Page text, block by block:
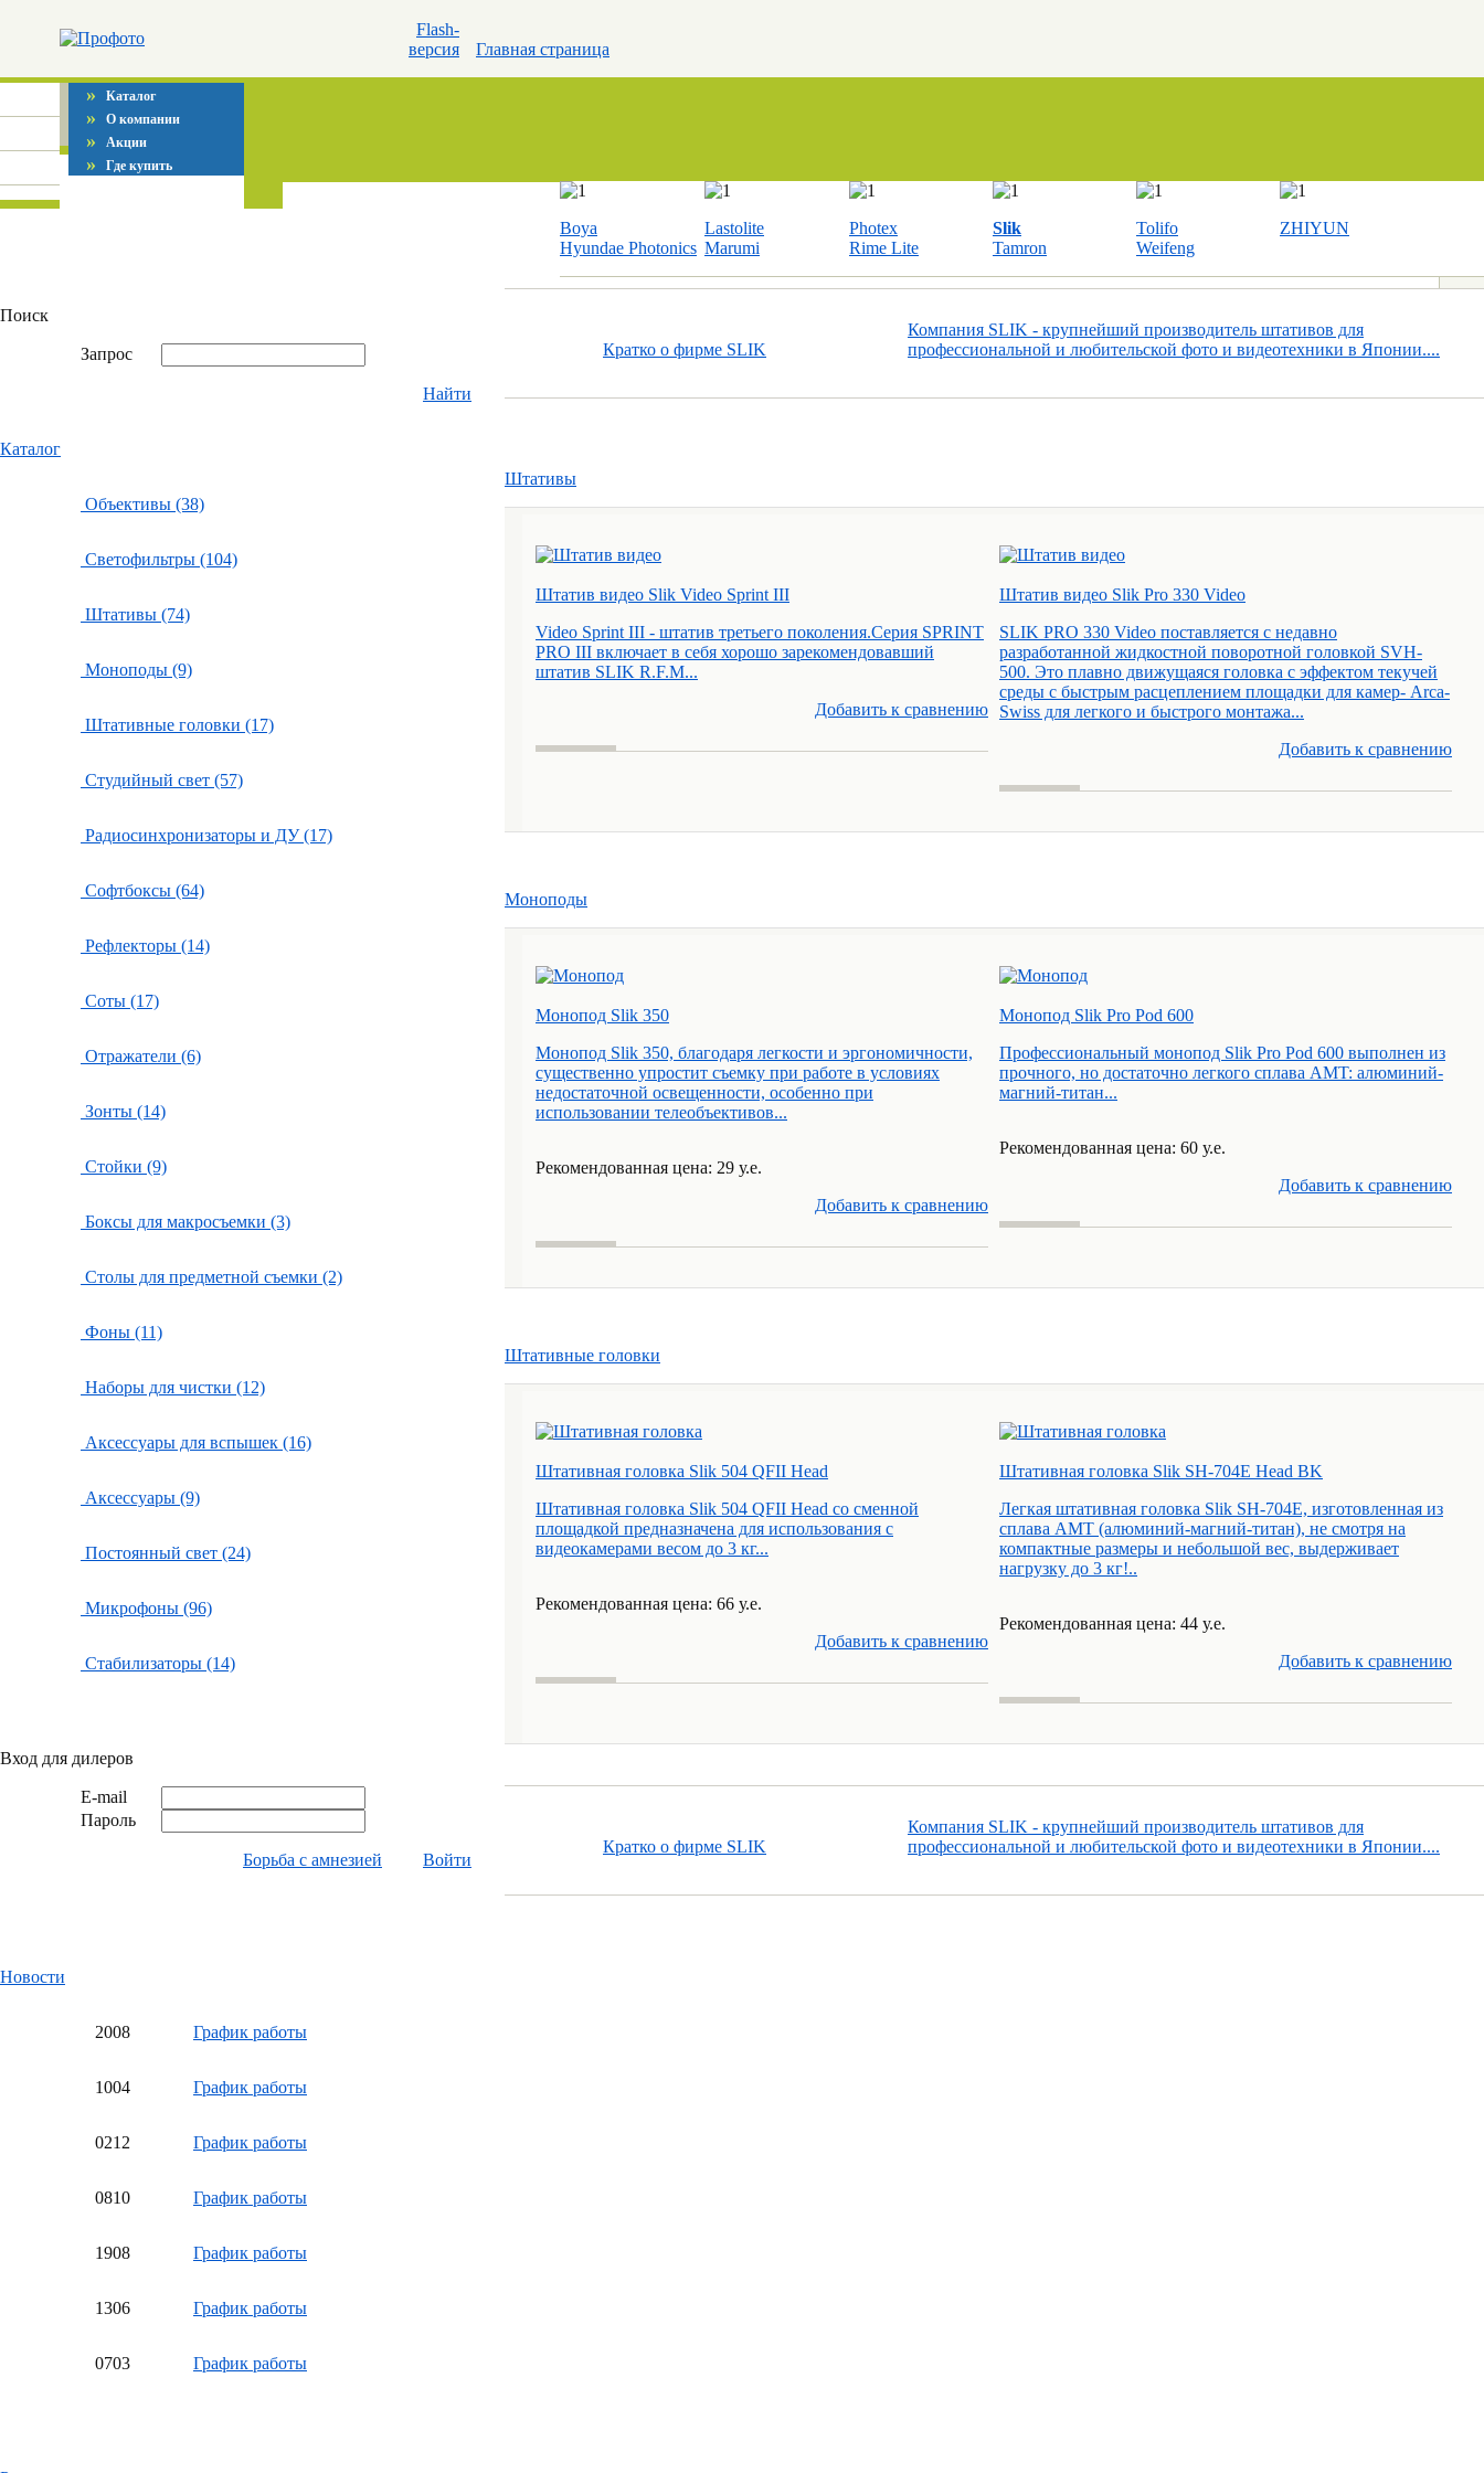
Flash-
версия
Главная страница
» Каталог
» О компании
» Акции
» Где купить
Boya
Hyundae Photonics
Lastolite
Marumi
Photex
Rime Lite
Slik
Tamron
Tolifo
Weifeng
ZHIYUN
Поиск
Запрос
Найти
Каталог
Объективы (38)
Светофильтры (104)
Штативы (74)
Моноподы (9)
Штативные головки (17)
Студийный свет (57)
Радиосинхронизаторы и ДУ (17)
Софтбоксы (64)
Рефлекторы (14)
Соты (17)
Отражатели (6)
Зонты (14)
Стойки (9)
Боксы для макросъемки (3)
Столы для предметной съемки (2)
Фоны (11)
Наборы для чистки (12)
Аксессуары для вспышек (16)
Аксессуары (9)
Постоянный свет (24)
Микрофоны (96)
Стабилизаторы (14)
Вход для дилеров
E-mail
Пароль
Борьба с амнезией Войти
Новости
2008 График работы
1004 График работы
0212 График работы
0810 График работы
1908 График работы
1306 График работы
0703 График работы
Кратко о фирме SLIK
Компания SLIK - крупнейший производитель штативов для
профессиональной и любительской фото и видеотехники в Японии....
Штативы
Штатив видео Slik Video Sprint III
Video Sprint III - штатив третьего поколения.Серия SPRINT
PRO III включает в себя хорошо зарекомендовавший
штатив SLIK R.F.M...
Добавить к cравнению
Штатив видео Slik Pro 330 Video
SLIK PRO 330 Video поставляется с недавно
разработанной жидкостной поворотной головкой SVH-
500. Это плавно движущаяся головка с эффектом текучей
среды с быстрым расцеплением площадки для камер- Arca-
Swiss для легкого и быстрого монтажа...
Добавить к cравнению
Моноподы
Монопод Slik 350
Монопод Slik 350, благодаря легкости и эргономичности,
существенно упростит съемку при работе в условиях
недостаточной освещенности, особенно при
использовании телеобъективов...
Рекомендованная цена: 29 у.е.
Добавить к cравнению
Монопод Slik Pro Pod 600
Профессиональный монопод Slik Pro Pod 600 выполнен из
прочного, но достаточно легкого сплава AMT: алюминий-
магний-титан...
Рекомендованная цена: 60 у.е.
Добавить к cравнению
Штативные головки
Штативная головка Slik 504 QFII Head
Штативная головка Slik 504 QFII Head со сменной
площадкой предназначена для использования с
видеокамерами весом до 3 кг...
Рекомендованная цена: 66 у.е.
Добавить к cравнению
Штативная головка Slik SH-704E Head BK
Легкая штативная головка Slik SH-704Е, изготовленная из
сплава АМТ (алюминий-магний-титан), не смотря на
компактные размеры и небольшой вес, выдерживает
нагрузку до 3 кг!..
Рекомендованная цена: 44 у.е.
Добавить к cравнению
Кратко о фирме SLIK
Компания SLIK - крупнейший производитель штативов для
профессиональной и любительской фото и видеотехники в Японии....